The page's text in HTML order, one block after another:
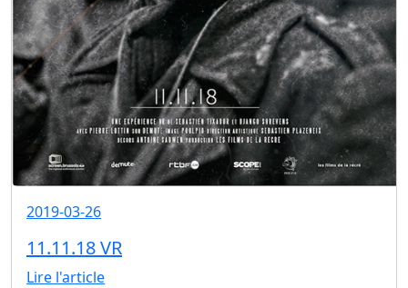
2019-03-26
11.11.18 VR
Lire l'article